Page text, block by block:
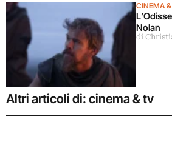
CINEMA
Nolan
di
Altri articoli di: cinema & tv